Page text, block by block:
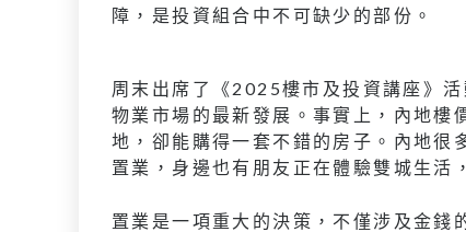
障，是投資組合中不可缺少的部份。
周末出席了《2025樓市及投資講座》
物業市場的最新發展。事實上，內地樓
地，卻能購得一套不錯的房子。內地很
置業，身邊也有朋友正在體驗雙城生活
置業是一項重大的決策，不僅涉及金錢